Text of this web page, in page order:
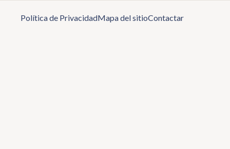
Política de PrivacidadMapa del sitioContactar